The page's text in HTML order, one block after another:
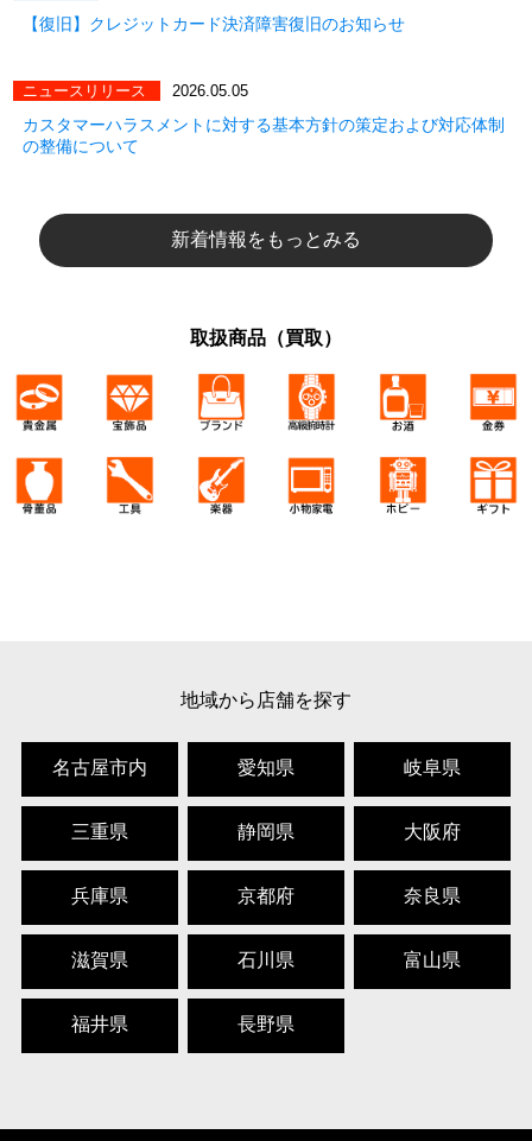
【復旧】クレジットカード決済障害復旧のお知らせ
ニュースリリース 2026.05.05
カスタマーハラスメントに対する基本方針の策定および対応体制
の整備について
新着情報をもっとみる
取扱商品（買取）
地域から店舗を探す
名古屋市内 愛知県 岐阜県
三重県 静岡県 大阪府
兵庫県 京都府 奈良県
滋賀県 石川県 富山県
福井県 長野県